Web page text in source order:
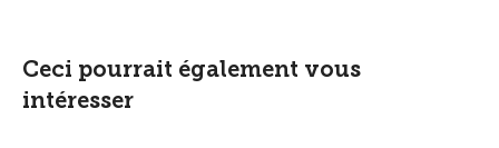
Ceci pourrait également vous
intéresser